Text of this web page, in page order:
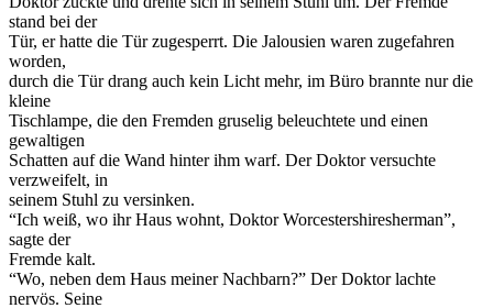
stand bei der
Tür, er hatte die Tür zugesperrt. Die Jalousien waren zugefahren
worden,
durch die Tür drang auch kein Licht mehr, im Büro brannte nur die
kleine
Tischlampe, die den Fremden gruselig beleuchtete und einen
gewaltigen
Schatten auf die Wand hinter ihm warf. Der Doktor versuchte
verzweifelt, in
seinem Stuhl zu versinken.
“Ich weiß, wo ihr Haus wohnt, Doktor Worcestershiresherman”,
sagte der
Fremde kalt.
“Wo, neben dem Haus meiner Nachbarn?” Der Doktor lachte
nervös. Seine